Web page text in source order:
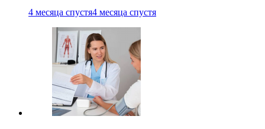
4 месяца спустя4 месяца спустя